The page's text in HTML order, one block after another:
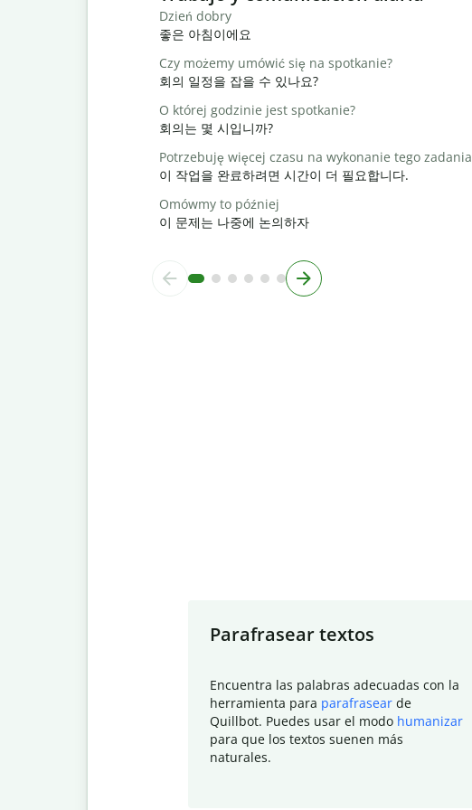
Dzień dobry
좋은 아침이에요
Czy możemy umówić się na spotkanie?
회의 일정을 잡을 수 있나요?
O której godzinie jest spotkanie?
회의는 몇 시입니까?
Potrzebuję więcej czasu na wykonanie tego zadania
이 작업을 완료하려면 시간이 더 필요합니다.
Omówmy to później
이 문제는 나중에 논의하자
Parafrasear textos
Encuentra las palabras adecuadas con la
herramienta para parafrasear de
Quillbot. Puedes usar el modo humanizar
para que los textos suenen más
naturales.